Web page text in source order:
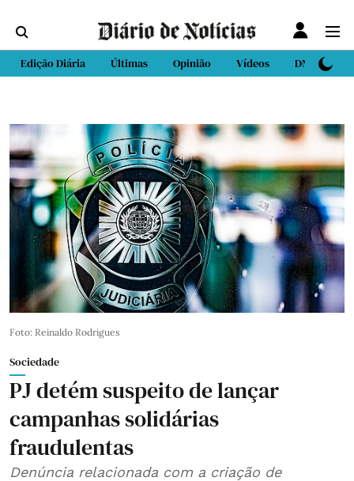
Edição Diária Últimas Opinião Vídeos DN Sport
Foto: Reinaldo Rodrigues
Sociedade
PJ detém suspeito de lançar
campanhas solidárias
fraudulentas
Denúncia relacionada com a criação de